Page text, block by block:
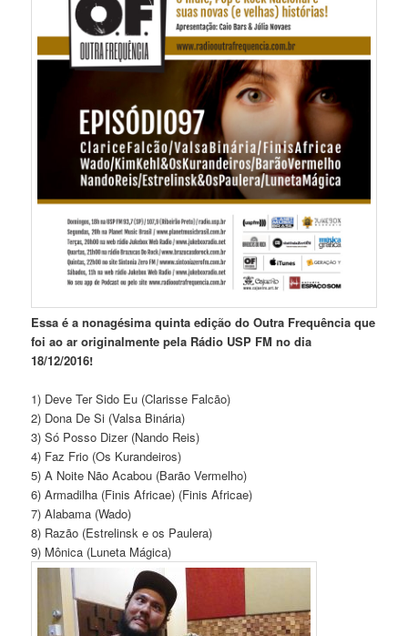
Essa é a nonagésima quinta edição do Outra Frequência que
foi ao ar originalmente pela Rádio USP FM no dia
18/12/2016!
1) Deve Ter Sido Eu (Clarisse Falcão)
2) Dona De Si (Valsa Binária)
3) Só Posso Dizer (Nando Reis)
4) Faz Frio (Os Kurandeiros)
5) A Noite Não Acabou (Barão Vermelho)
6) Armadilha (Finis Africae) (Finis Africae)
7) Alabama (Wado)
8) Razão (Estrelinsk e os Paulera)
9) Mônica (Luneta Mágica)